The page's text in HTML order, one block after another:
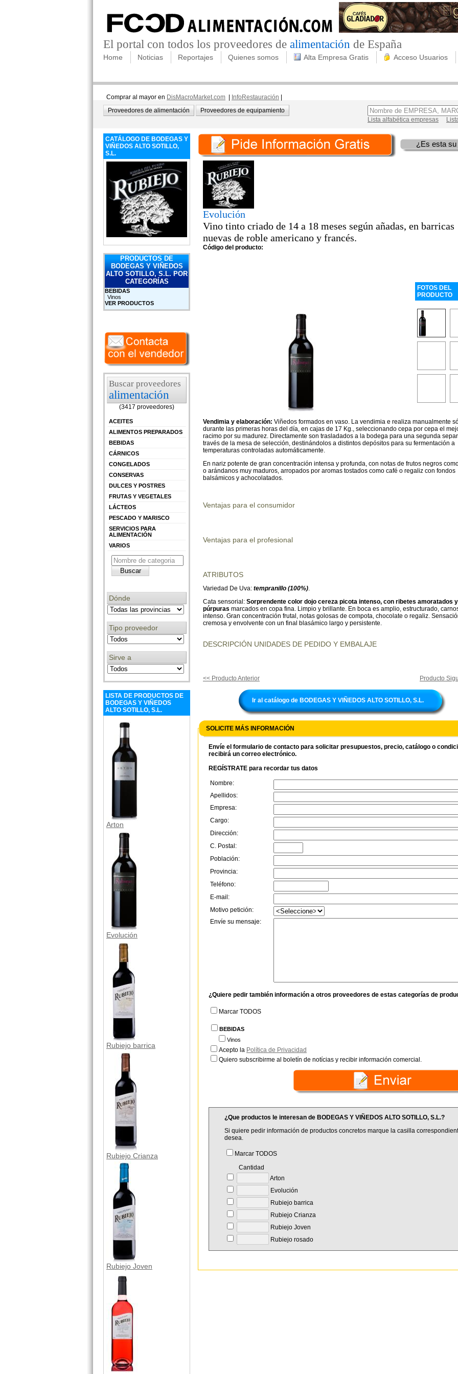
El portal con todos los proveedores de alimentación de España
Home Noticias Reportajes Quienes somos Alta Empresa Gratis Acceso Usuarios
Comprar al mayor en DisMacroMarket.com InfoRestauración
Proveedores de alimentación
Proveedores de equipamiento
Lista alfabética empresas
CATÁLOGO DE BODEGAS Y
VIÑEDOS ALTO SOTILLO,
S.L.
PRODUCTOS DE
BODEGAS Y VIÑEDOS
ALTO SOTILLO, S.L. POR
CATEGORÍAS
BEBIDAS
Vinos
VER PRODUCTOS
Buscar proveedores
alimentación
(3417 proveedores)
ACEITES
ALIMENTOS PREPARADOS
BEBIDAS
CÁRNICOS
CONGELADOS
CONSERVAS
DULCES Y POSTRES
FRUTAS Y VEGETALES
LÁCTEOS
PESCADO Y MARISCO
SERVICIOS PARA
ALIMENTACIÓN
VARIOS
Dónde
Tipo proveedor
Sirve a
LISTA DE PRODUCTOS DE
BODEGAS Y VIÑEDOS
ALTO SOTILLO, S.L.
Arton
Evolución
Rubiejo barrica
Rubiejo Crianza
Rubiejo Joven
¿Es esta
Evolución
Vino tinto criado de 14 a 18 meses según añadas, en barricas
nuevas de roble americano y francés.
Código del producto:
FOTOS DEL
PRODUCTO
Vendimia y elaboración: Viñedos formados en vaso. La vendimia e realiza manualmente
durante las primeras horas del día, en cajas de 17 Kg., seleccionando cepa por cepa el
racimo por su madurez. Directamente son trasladados a la bodega para una segunda
través de la mesa de selección, destinándolos a distintos depósitos para su fermentación a
temperaturas controladas automáticamente.
En nariz potente de gran concentración intensa y profunda, con notas de frutos negros
o arándanos muy maduros, arropados por aromas tostados como café o regaliz con fondos
balsámicos y achocolatados.
Ventajas para el consumidor
Ventajas para el profesional
ATRIBUTOS
Variedad De Uva: tempranillo (100%).
Cata sensorial: Sorprendente color dojo cereza picota intenso, con ribetes amoratados y
púrpuras marcados en copa fina. Limpio y brillante. En boca es amplio, estructurado,
intenso. Gran concentración frutal, notas golosas de compota, chocolate o regaliz.
cremosa y envolvente con un final blasámico largo y persistente.
DESCRIPCIÓN UNIDADES DE PEDIDO Y EMBALAJE
<< Producto Anterior Producto
Ir al catálogo de BODEGAS Y VIÑEDOS ALTO SOTILLO, S.L.
SOLICITE MÁS INFORMACIÓN
Envíe el formulario de contacto para solicitar presupuestos, precio, catálogo o
recibirá un correo electrónico.
REGÍSTRATE para recordar tus datos
Nombre:
Apellidos:
Empresa:
Cargo:
Dirección:
C. Postal:
Población:
Provincia:
Teléfono:
E-mail:
Motivo petición:
Envíe su mensaje:
¿Quiere pedir también información a otros proveedores de estas categorías de
Marcar TODOS
BEBIDAS
Vinos
Acepto la Política de Privacidad
Quiero subscribirme al boletín de notícias y recibir información comercial.
¿Que productos le interesan de BODEGAS Y VIÑEDOS ALTO SOTILLO, S.L.?
Si quiere pedir información de productos concretos marque la casilla
desea.
Marcar TODOS
Cantidad
Arton
Evolución
Rubiejo barrica
Rubiejo Crianza
Rubiejo Joven
Rubiejo rosado